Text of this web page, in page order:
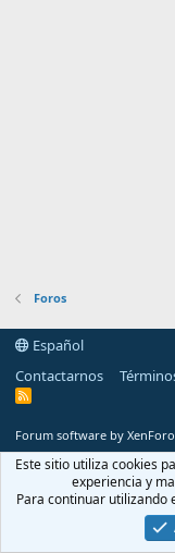
Foros
Español
Contactarnos
R
Forum software by XenForo
Este sitio utiliza cookies
experiencia y
Para continuar utilizando